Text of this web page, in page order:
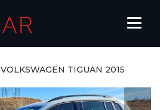
VOLKSWAGEN TIGUAN 2015